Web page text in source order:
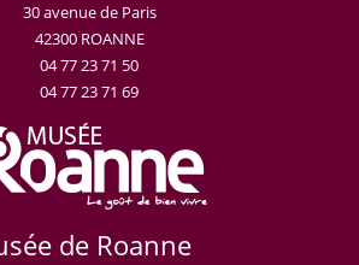
30 avenue de Paris
42300 ROANNE
04 77 23 71 50
04 77 23 71 69
de Roanne